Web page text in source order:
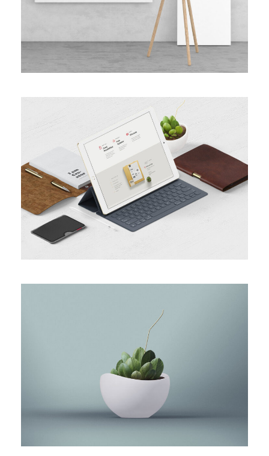
Minimal Brand Identity
The Little Plant